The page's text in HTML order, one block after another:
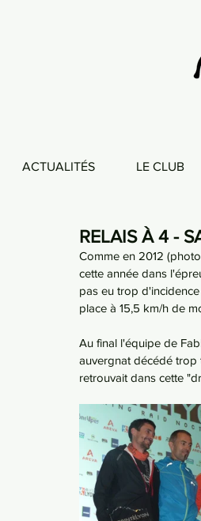
ACTUALITÉS LE CLUB
RELAIS À 4 -
Comme en 2012
cette année dans
pas eu trop
place à 15,5 km/h de
Au final l'équipe de
auvergnat décédé
retrouvait dans cette